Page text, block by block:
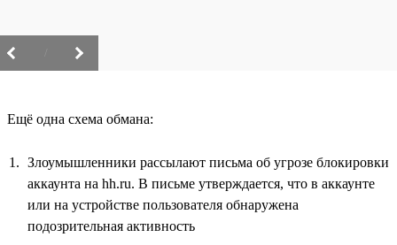
Ещё одна схема обмана:
Злоумышленники рассылают письма об угрозе блокировки
аккаунта на hh.ru. В письме утверждается, что в аккаунте
или на устройстве пользователя обнаружена
подозрительная активность